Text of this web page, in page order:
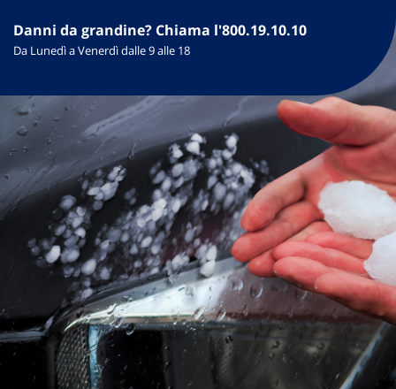
Danni da grandine? Chiama l'800.19.10.10
Da Lunedì a Venerdì dalle 9 alle 18